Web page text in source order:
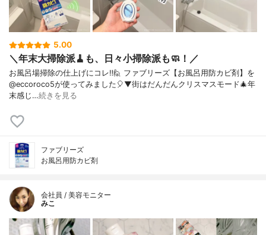
5.00
＼年末大掃除派🧹も、日々小掃除派も🧼！／
お風呂場掃除の仕上げにコレ‼️⁡⁡⁡🙋 ファブリーズ【お風呂用防カビ剤】を
@eccoroco5が使ってみました🎈⁡⁡▼⁡⁡街はだんだんクリスマスモード🎄年
末感じ…続きを見る
ファブリーズ
お風呂用防カビ剤
会社員 / 美容モニター
みこ